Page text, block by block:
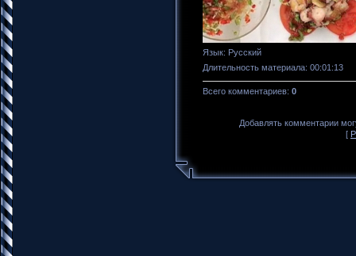
Язык: Русский
Длительность материала: 00:01:13
Всего комментариев: 0
Добавлять комментарии
[